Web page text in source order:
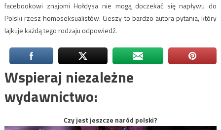
facebookowi znajomi Hołdysa nie mogą doczekać się napływu do
Polski rzesz homoseksualistów. Cieszy to bardzo autora pytania, który
lajkuje każdą tego rodzaju odpowiedź.
Wspieraj niezależne
wydawnictwo:
Czy jest jeszcze naród polski?